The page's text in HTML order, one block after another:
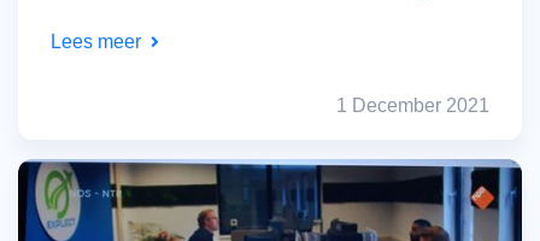
Lees meer
1 December 2021